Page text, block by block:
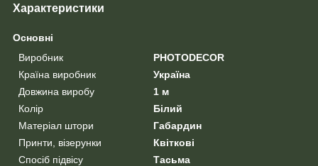
Характеристики
Основні
Виробник
PHOTODECOR
Країна виробник
Україна
Довжина виробу
1 м
Колір
Білий
Матеріал штори
Габардин
Принти, візерунки
Квіткові
Спосіб підвісу
Тасьма